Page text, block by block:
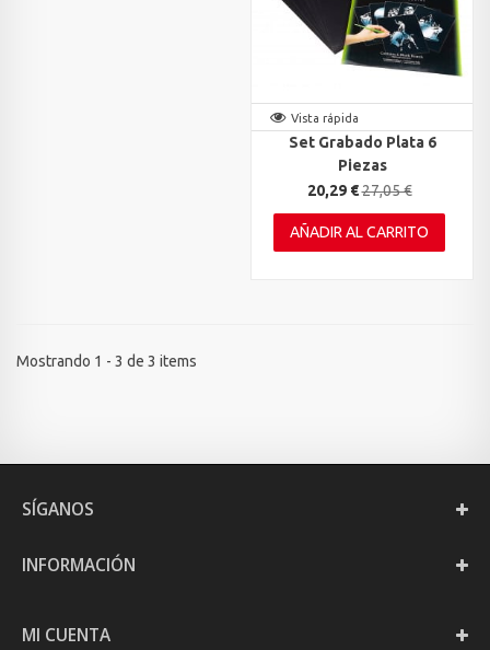
Vista rápida
Set Grabado Plata 6
Piezas
20,29 €27,05 €
AÑADIR AL CARRITO
Mostrando 1 - 3 de 3 items
SÍGANOS
INFORMACIÓN
MI CUENTA